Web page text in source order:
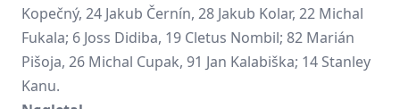
Kopečný, 24 Jakub Černín, 28 Jakub Kolar, 22 Michal
Fukala; 6 Joss Didiba, 19 Cletus Nombil; 82 Marián
Pišoja, 26 Michal Cupak, 91 Jan Kalabiška; 14 Stanley
Kanu.